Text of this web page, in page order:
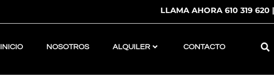
LLAMA AHORA 610 319 620
INICIO NOSOTROS ALQUILER CONTACTO
LLAMA AHORA 610 319 620 | 640 554 791